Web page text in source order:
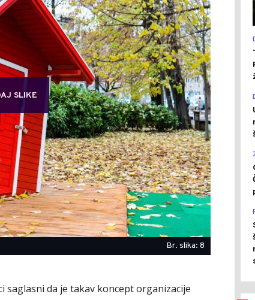
SLIKE
Br. slika: 8
saglasni da je takav koncept organizacije